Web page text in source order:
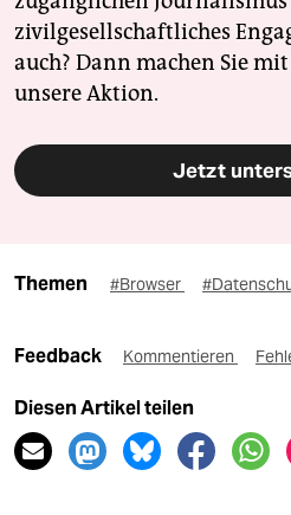
zivilgesellschaftliches
auch? Dann machen Sie
unsere Aktion.
Jetzt
Themen #Browser
Feedback Kommentieren
Diesen Artikel teilen